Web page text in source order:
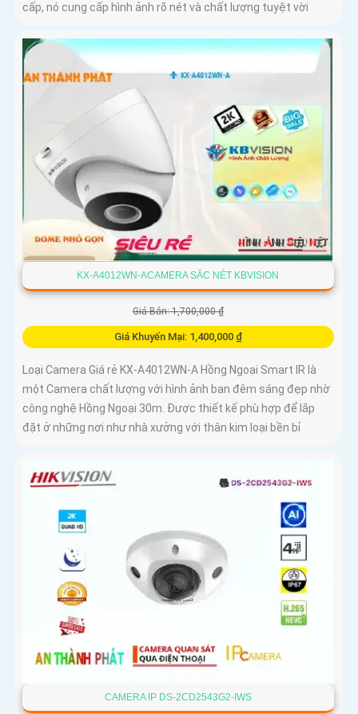
cấp, nó cung cấp hình ảnh rõ nét và chất lượng tuyệt vời
KX-A4012WN-ACAMERA SẮC NÉT KBVISION
Giá Bán: 1,700,000 ₫
Giá Khuyến Mại: 1,400,000 ₫
Loại Camera Giá rẻ KX-A4012WN-A Hồng Ngoại Smart IR là
một Camera chất lượng với hình ảnh ban đêm sáng đẹp nhờ
công nghệ Hồng Ngoại 30m. Được thiết kế phù hợp để lắp
đặt ở những nơi như nhà xưởng với thân kim loại bền bỉ
CAMERA IP DS-2CD2543G2-IWS